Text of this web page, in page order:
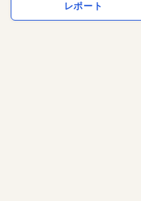
レポート